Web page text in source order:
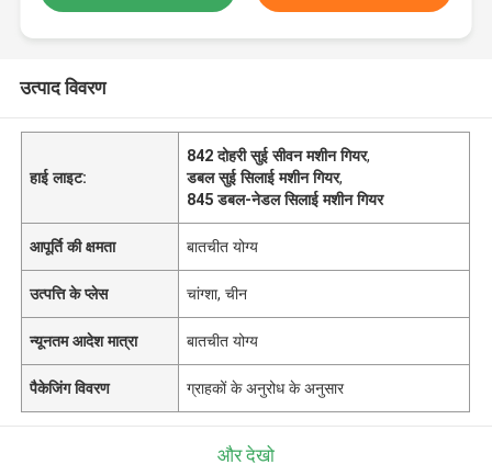
उत्पाद विवरण
हाई लाइट:
842 दोहरी सुई सीवन मशीन गियर,
डबल सुई सिलाई मशीन गियर,
845 डबल-नेडल सिलाई मशीन गियर
आपूर्ति की क्षमता बातचीत योग्य
उत्पत्ति के प्लेस चांग्शा, चीन
न्यूनतम आदेश मात्रा बातचीत योग्य
पैकेजिंग विवरण ग्राहकों के अनुरोध के अनुसार
और देखो